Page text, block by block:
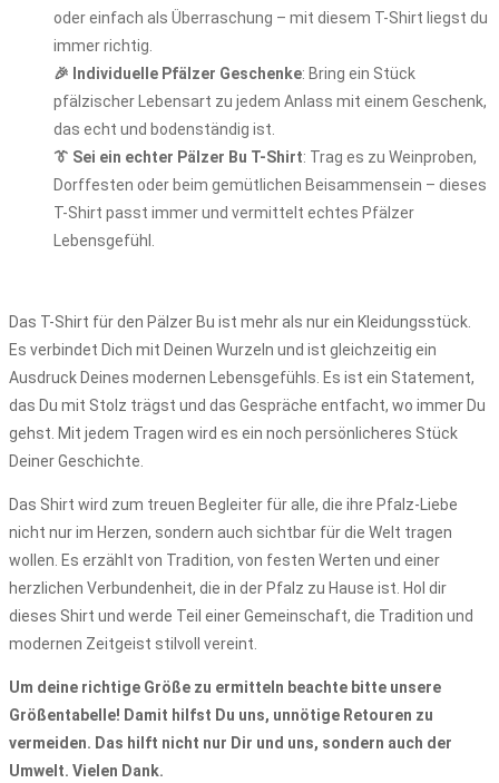
oder einfach als Überraschung – mit diesem T-Shirt liegst du
immer richtig.
🎉 Individuelle Pfälzer Geschenke: Bring ein Stück
pfälzischer Lebensart zu jedem Anlass mit einem Geschenk,
das echt und bodenständig ist.
👔 Sei ein echter Pälzer Bu T-Shirt: Trag es zu Weinproben,
Dorffesten oder beim gemütlichen Beisammensein – dieses
T-Shirt passt immer und vermittelt echtes Pfälzer
Lebensgefühl.
Das T-Shirt für den Pälzer Bu ist mehr als nur ein Kleidungsstück.
Es verbindet Dich mit Deinen Wurzeln und ist gleichzeitig ein
Ausdruck Deines modernen Lebensgefühls. Es ist ein Statement,
das Du mit Stolz trägst und das Gespräche entfacht, wo immer Du
gehst. Mit jedem Tragen wird es ein noch persönlicheres Stück
Deiner Geschichte.
Das Shirt wird zum treuen Begleiter für alle, die ihre Pfalz-Liebe
nicht nur im Herzen, sondern auch sichtbar für die Welt tragen
wollen. Es erzählt von Tradition, von festen Werten und einer
herzlichen Verbundenheit, die in der Pfalz zu Hause ist. Hol dir
dieses Shirt und werde Teil einer Gemeinschaft, die Tradition und
modernen Zeitgeist stilvoll vereint.
Um deine richtige Größe zu ermitteln beachte bitte unsere
Größentabelle! Damit hilfst Du uns, unnötige Retouren zu
vermeiden. Das hilft nicht nur Dir und uns, sondern auch der
Umwelt. Vielen Dank.